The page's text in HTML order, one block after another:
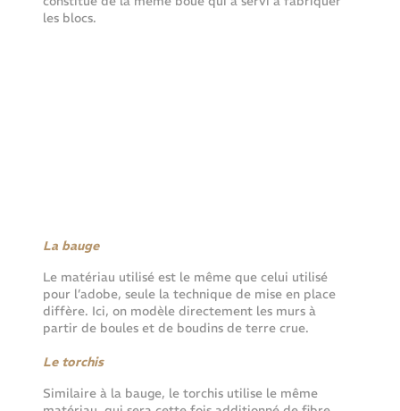
les blocs.
La bauge
Le matériau utilisé est le même que celui utilisé
pour l’adobe, seule la technique de mise en place
diffère. Ici, on modèle directement les murs à
partir de boules et de boudins de terre crue.
Le torchis
Similaire à la bauge, le torchis utilise le même